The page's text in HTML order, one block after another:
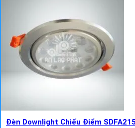
Đèn Downlight Chiếu Điểm